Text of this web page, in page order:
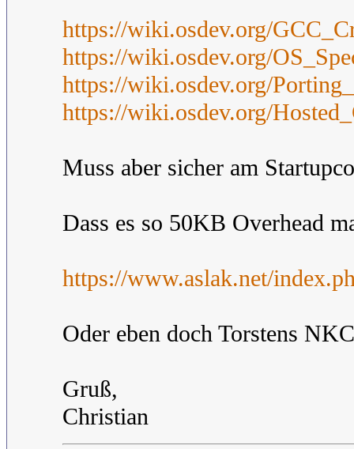
https://wiki.osdev.org/
https://wiki.osdev.org/
https://wiki.osdev.org/
https://wiki.osdev.org/
Muss aber sicher am
Dass es so 50KB Overhead
https://www.aslak.net/
Oder eben doch Torstens
Gruß,
Christian